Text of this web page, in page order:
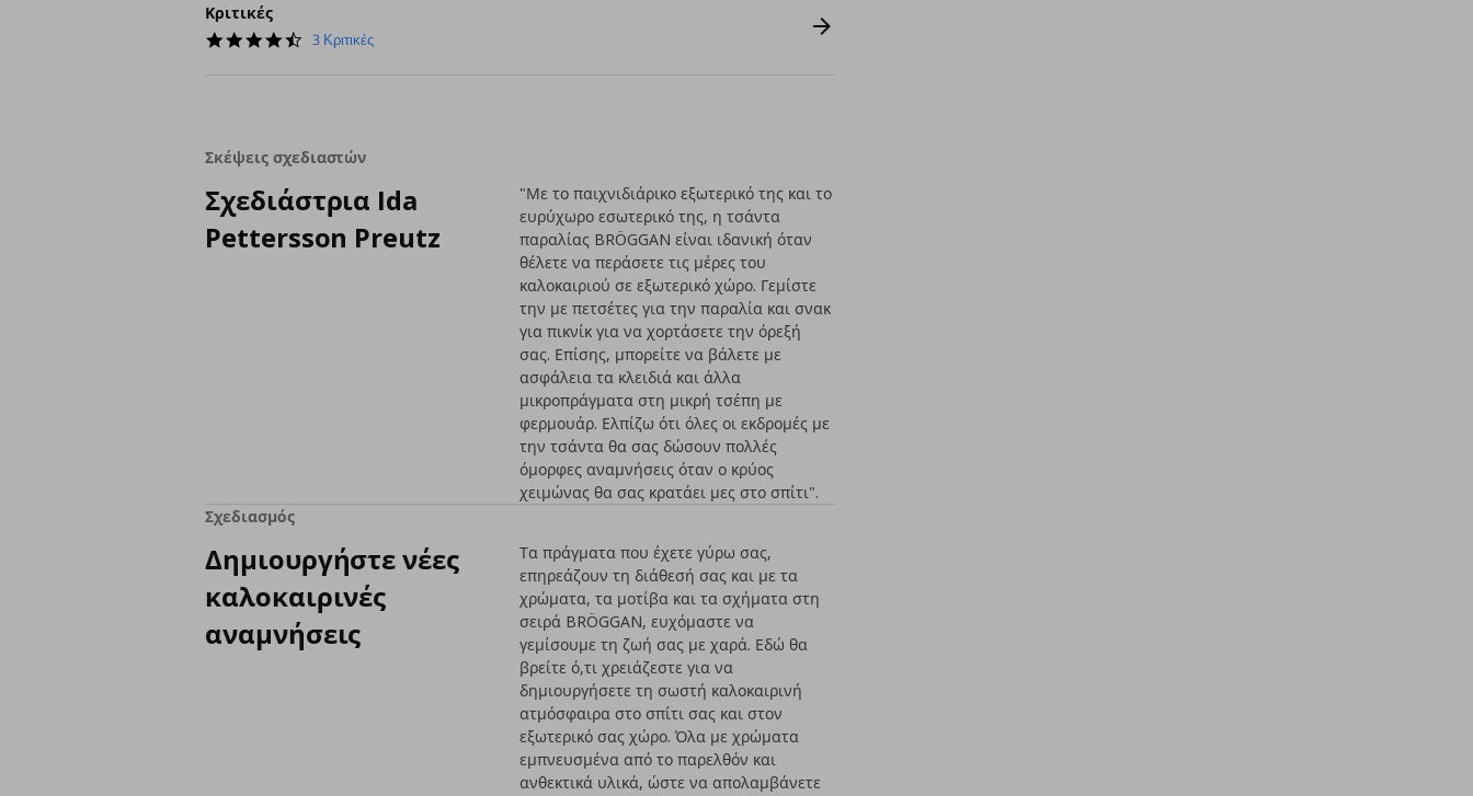
Κριτικές
4.3
3 Κριτικές
Σκέψεις σχεδιαστών
Σχεδιάστρια Ida
Pettersson Preutz
"Με το παιχνιδιάρικο εξωτερικό της και το
ευρύχωρο εσωτερικό της, η τσάντα
παραλίας BRÖGGAN είναι ιδανική όταν
θέλετε να περάσετε τις μέρες του
καλοκαιριού σε εξωτερικό χώρο. Γεμίστε
την με πετσέτες για την παραλία και σνακ
για πικνίκ για να χορτάσετε την όρεξή
σας. Επίσης, μπορείτε να βάλετε με
ασφάλεια τα κλειδιά και άλλα
μικροπράγματα στη μικρή τσέπη με
φερμουάρ. Ελπίζω ότι όλες οι εκδρομές με
την τσάντα θα σας δώσουν πολλές
όμορφες αναμνήσεις όταν ο κρύος
χειμώνας θα σας κρατάει μες στο σπίτι".
Σχεδιασμός
Δημιουργήστε νέες
καλοκαιρινές
αναμνήσεις
Τα πράγματα που έχετε γύρω σας,
επηρεάζουν τη διάθεσή σας και με τα
χρώματα, τα μοτίβα και τα σχήματα στη
σειρά BRÖGGAN, ευχόμαστε να
γεμίσουμε τη ζωή σας με χαρά. Εδώ θα
βρείτε ό,τι χρειάζεστε για να
δημιουργήσετε τη σωστή καλοκαιρινή
ατμόσφαιρα στο σπίτι σας και στον
εξωτερικό σας χώρο. Όλα με χρώματα
εμπνευσμένα από το παρελθόν και
ανθεκτικά υλικά, ώστε να απολαμβάνετε